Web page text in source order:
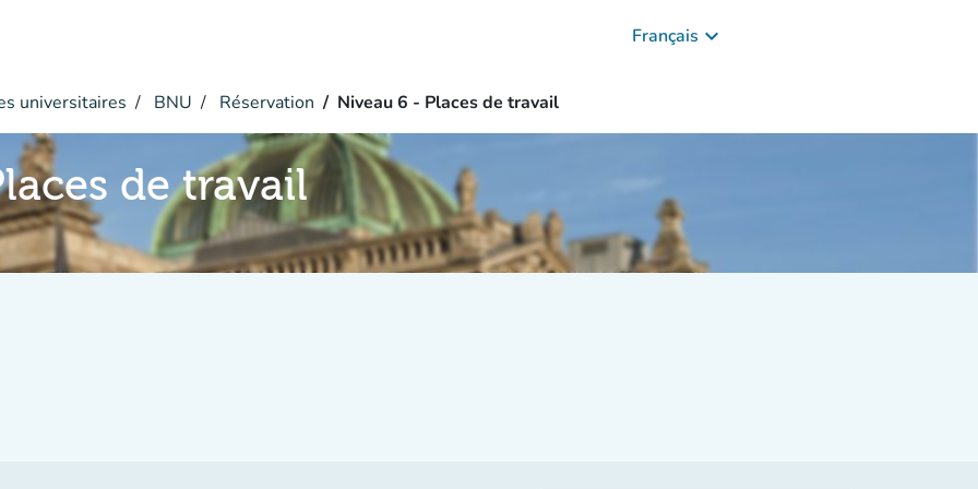
Français keyboard_arrow_down
universitaires BNU Réservation Niveau 6 - Places de travail
de travail